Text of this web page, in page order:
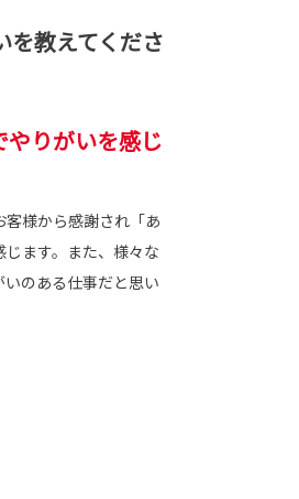
教えてくださ
りがいを感じ
様から感謝され「あ
ます。また、様々な
のある仕事だと思い